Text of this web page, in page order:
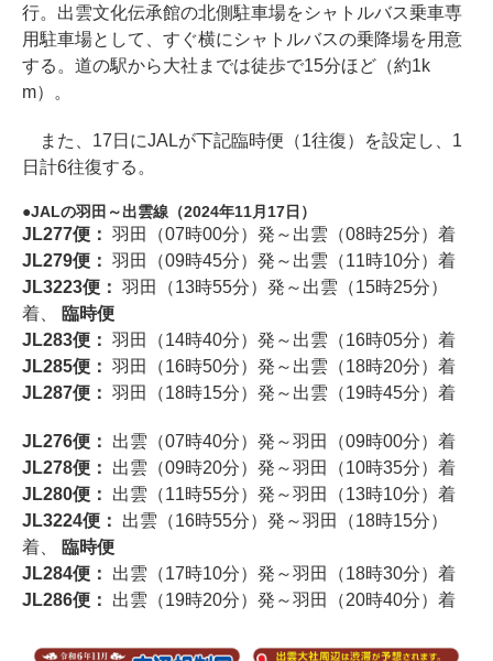
行。出雲文化伝承館の北側駐車場をシャトルバス乗車専
用駐車場として、すぐ横にシャトルバスの乗降場を用意
する。道の駅から大社までは徒歩で15分ほど（約1k
m）。
また、17日にJALが下記臨時便（1往復）を設定し、1
日計6往復する。
JALの羽田～出雲線（2024年11月17日）
JL277便： 羽田（07時00分）発～出雲（08時25分）着
JL279便： 羽田（09時45分）発～出雲（11時10分）着
JL3223便： 羽田（13時55分）発～出雲（15時25分）
着、
臨時便
JL283便： 羽田（14時40分）発～出雲（16時05分）着
JL285便： 羽田（16時50分）発～出雲（18時20分）着
JL287便： 羽田（18時15分）発～出雲（19時45分）着
JL276便： 出雲（07時40分）発～羽田（09時00分）着
JL278便： 出雲（09時20分）発～羽田（10時35分）着
JL280便： 出雲（11時55分）発～羽田（13時10分）着
JL3224便： 出雲（16時55分）発～羽田（18時15分）
着、
臨時便
JL284便： 出雲（17時10分）発～羽田（18時30分）着
JL286便： 出雲（19時20分）発～羽田（20時40分）着